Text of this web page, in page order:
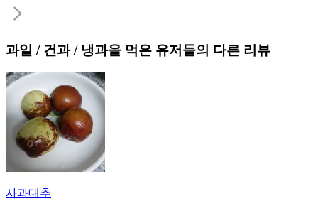
과일 / 건과 / 냉과을 먹은 유저들의 다른 리뷰
사과대추